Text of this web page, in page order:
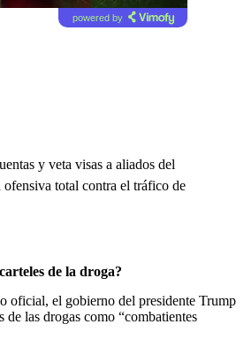
powered by
y veta visas a aliados del
total contra el tráfico de
de la droga?
oficial, el gobierno del presidente Trump
de las drogas como “combatientes